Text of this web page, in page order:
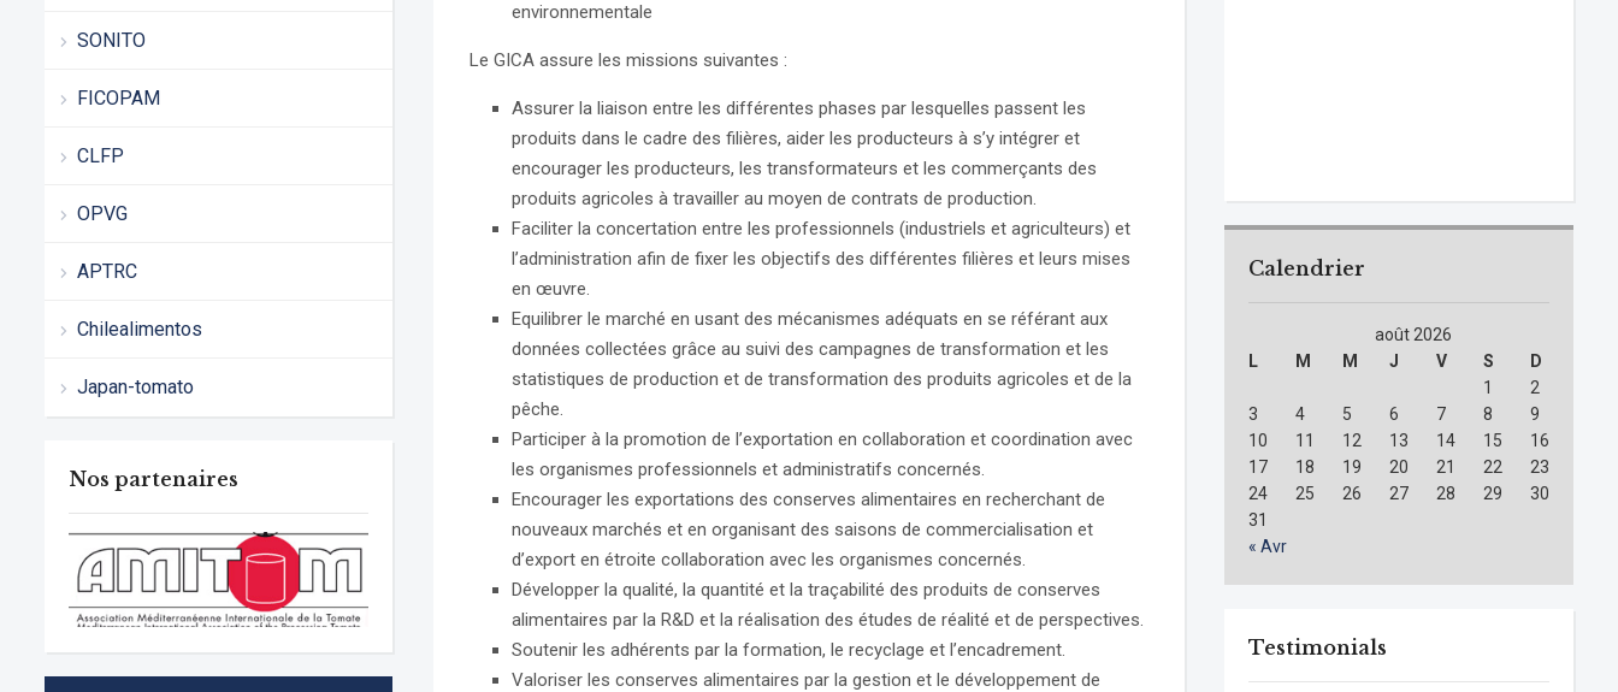
SONITO
FICOPAM
CLFP
OPVG
APTRC
Chilealimentos
Japan-tomato
Nos partenaires
environnementale
Le GICA assure les missions suivantes :
Assurer la liaison entre les différentes phases par lesquelles passent les
produits dans le cadre des filières, aider les producteurs à s’y intégrer et
encourager les producteurs, les transformateurs et les commerçants des
produits agricoles à travailler au moyen de contrats de production.
Faciliter la concertation entre les professionnels (industriels et agriculteurs) et
l’administration afin de fixer les objectifs des différentes filières et leurs mises
en œuvre.
Equilibrer le marché en usant des mécanismes adéquats en se référant aux
données collectées grâce au suivi des campagnes de transformation et les
statistiques de production et de transformation des produits agricoles et de la
pêche.
Participer à la promotion de l’exportation en collaboration et coordination avec
les organismes professionnels et administratifs concernés.
Encourager les exportations des conserves alimentaires en recherchant de
nouveaux marchés et en organisant des saisons de commercialisation et
d’export en étroite collaboration avec les organismes concernés.
Développer la qualité, la quantité et la traçabilité des produits de conserves
alimentaires par la R&D et la réalisation des études de réalité et de perspectives.
Soutenir les adhérents par la formation, le recyclage et l’encadrement.
Valoriser les conserves alimentaires par la gestion et le développement de
Calendrier
août 2026
L
M M J V S
D
1
2
3
4 5 6 7 8
9
10
11 12 13 14 15
16
17
18 19 20 21 22
23
24
25 26 27 28 29
30
31
« Avr
Testimonials